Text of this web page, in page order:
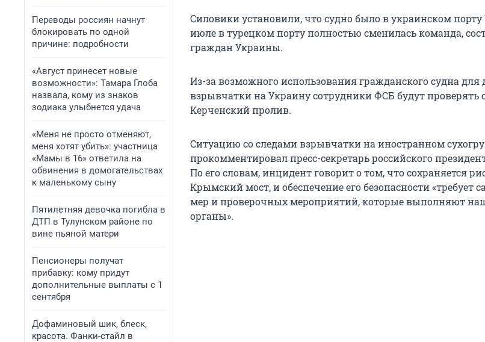
Переводы россиян начнут
блокировать по одной
причине: подробности
«Август принесет новые
возможности»: Тамара Глоба
назвала, кому из знаков
зодиака улыбнется удача
«Меня не просто отменяют,
меня хотят убить»: участница
«Мамы в 16» ответила на
обвинения в домогательствах
к маленькому сыну
Пятилетняя девочка погибла в
ДТП в Тулунском районе по
вине пьяной матери
Пенсионеры получат
прибавку: кому придут
дополнительные выплаты с 1
сентября
Дофаминовый шик, блеск,
красота. Фанки-стайл в
Силовики установили, что судно было в украинском
июле в турецком порту полностью сменилась команда,
граждан Украины.
Из-за возможного использования гражданского судна для
взрывчатки на Украину сотрудники ФСБ будут проверять
Керченский пролив.
Ситуацию со следами взрывчатки на иностранном
прокомментировал пресс-секретарь российского
По его словам, инцидент говорит о том, что сохраняется
Крымский мост, и обеспечение его безопасности «требует
мер и проверочных мероприятий, которые выполняют
органы».